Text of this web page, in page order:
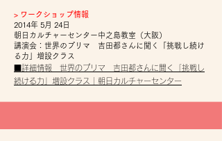
​> ワークショップ情報
2014年 5月 24日
朝日カルチャーセンター中之島教室（大阪）
講演会：世界のプリマ 吉田都さんに聞く「挑戦し続け
る力」増設クラス
■詳細情報 世界のプリマ 吉田都さんに聞く「挑戦し
続ける力」増設クラス｜朝日カルチャーセンター